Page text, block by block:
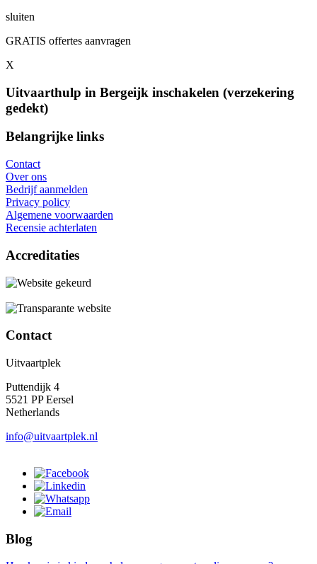
sluiten
GRATIS offertes aanvragen
X
Uitvaarthulp in Bergeijk inschakelen (verzekering
gedekt)
Belangrijke links
Contact
Over ons
Bedrijf aanmelden
Privacy policy
Algemene voorwaarden
Recensie achterlaten
Accreditaties
Contact
Uitvaartplek
Puttendijk 4
5521 PP Eersel
Netherlands
info@uitvaartplek.nl
Blog